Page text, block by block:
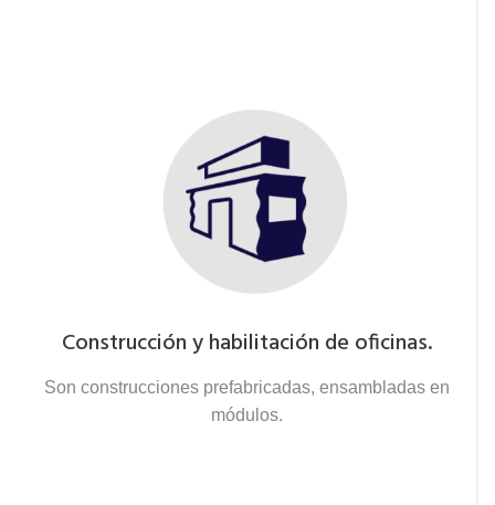
Construcción y habilitación de oficinas.
Son construcciones prefabricadas, ensambladas en
módulos.